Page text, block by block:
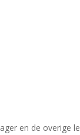
en de overige